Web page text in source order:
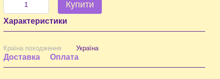
Купити
Характеристики
Країна походження Україна
Доставка Оплата